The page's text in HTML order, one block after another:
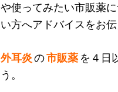
や使ってみたい市販薬
い方へアドバイスをお伝
外耳炎の市販薬 を４日
う。